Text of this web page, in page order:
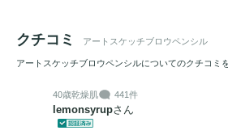
クチコミ アートスケッチブロウペンシル
アートスケッチブロウペンシルについてのクチコミ
40歳乾燥肌 441件
lemonsyrupさん